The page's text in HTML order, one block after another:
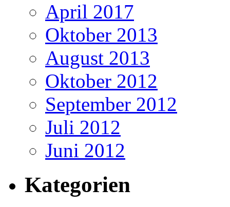
April 2017
Oktober 2013
August 2013
Oktober 2012
September 2012
Juli 2012
Juni 2012
Kategorien